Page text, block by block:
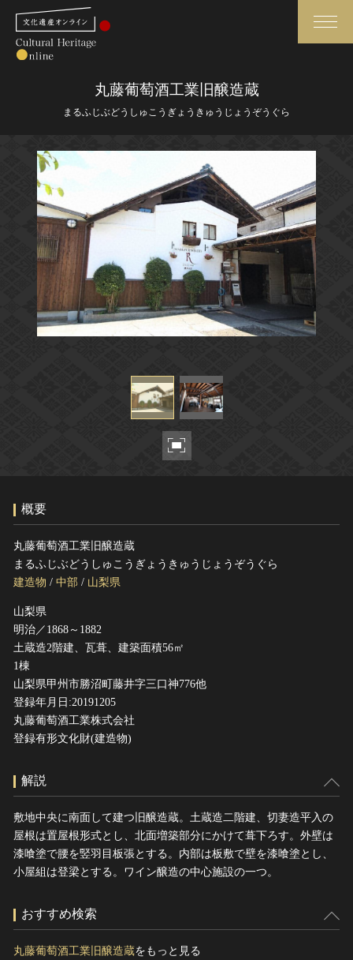
さらに詳細検索
さらに詳細検索
トップ
作品一覧
カテゴリで見る
世界遺産と無形文化遺産
全国の美術館・博物館
媒体資料・関連記事等
博物館、美術館の皆さまへ
文化庁よりご挨拶
今月のみどころ
お知らせ一覧
このサイトについて
関連サイトリンク
サイトマップ
サイトのご意見はこちら
文化遺産データベース
国指定文化財等データベース
丸藤葡萄酒工業旧醸造蔵
まるふじぶどうしゅこうぎょうきゅうじょうぞうぐら
概要
丸藤葡萄酒工業旧醸造蔵
まるふじぶどうしゅこうぎょうきゅうじょうぞうぐら
建造物 / 中部 / 山梨県
山梨県
明治／1868～1882
土蔵造2階建、瓦葺、建築面積56㎡
1棟
山梨県甲州市勝沼町藤井字三口神776他
登録年月日:20191205
丸藤葡萄酒工業株式会社
登録有形文化財(建造物)
解説
敷地中央に南面して建つ旧醸造蔵。土蔵造二階建、切妻造平入の
屋根は置屋根形式とし、北面増築部分にかけて葺下ろす。外壁は
漆喰塗で腰を竪羽目板張とする。内部は板敷で壁を漆喰塗とし、
小屋組は登梁とする。ワイン醸造の中心施設の一つ。
おすすめ検索
丸藤葡萄酒工業旧醸造蔵をもっと見る